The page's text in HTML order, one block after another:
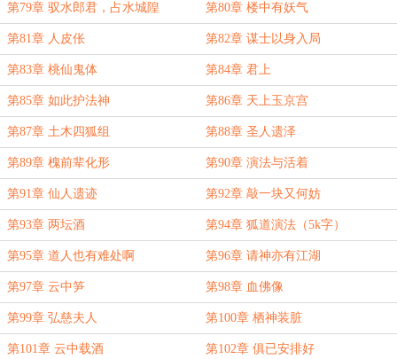
第79章 驭水郎君，占水城隍 第80章 楼中有妖气
第81章 人皮伥 第82章 谋士以身入局
第83章 桃仙鬼体 第84章 君上
第85章 如此护法神 第86章 天上玉京宫
第87章 土木四狐组 第88章 圣人遗泽
第89章 槐前辈化形 第90章 演法与活着
第91章 仙人遗迹 第92章 敲一块又何妨
第93章 两坛酒 第94章 狐道演法（5k字）
第95章 道人也有难处啊 第96章 请神亦有江湖
第97章 云中笋 第98章 血佛像
第99章 弘慈夫人 第100章 栖神装脏
第101章 云中载酒 第102章 俱已安排好